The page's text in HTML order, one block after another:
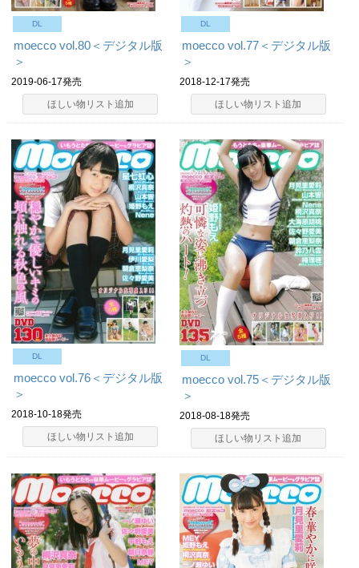
DL
moecco vol.80＜デジタル版
＞
2019-06-17発売
ほしい物リスト追加
DL
moecco vol.77＜デジタル版
＞
2018-12-17発売
ほしい物リスト追加
DL
moecco vol.76＜デジタル版
＞
2018-10-18発売
ほしい物リスト追加
DL
moecco vol.75＜デジタル版
＞
2018-08-18発売
ほしい物リスト追加